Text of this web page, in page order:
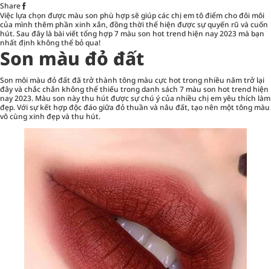
Share
Việc lựa chọn được màu son phù hợp sẽ giúp các chị em tô điểm cho đôi môi
của mình thêm phần xinh xắn, đồng thời thể hiện được sự quyến rũ và cuốn
hút. Sau đây là bài viết tổng hợp 7 màu son hot trend hiện nay 2023 mà bạn
nhất định không thể bỏ qua!
Son màu đỏ đất
Son môi màu đỏ đất đã trở thành tông màu cực hot trong nhiều năm trở lại
đây và chắc chắn không thể thiếu trong danh sách 7 màu son hot trend hiện
nay 2023. Màu son này thu hút được sự chú ý của nhiều chị em yêu thích làm
đẹp. Với sự kết hợp độc đáo giữa đỏ thuần và nâu đất, tạo nên một tông màu
vô cùng xinh đẹp và thu hút.